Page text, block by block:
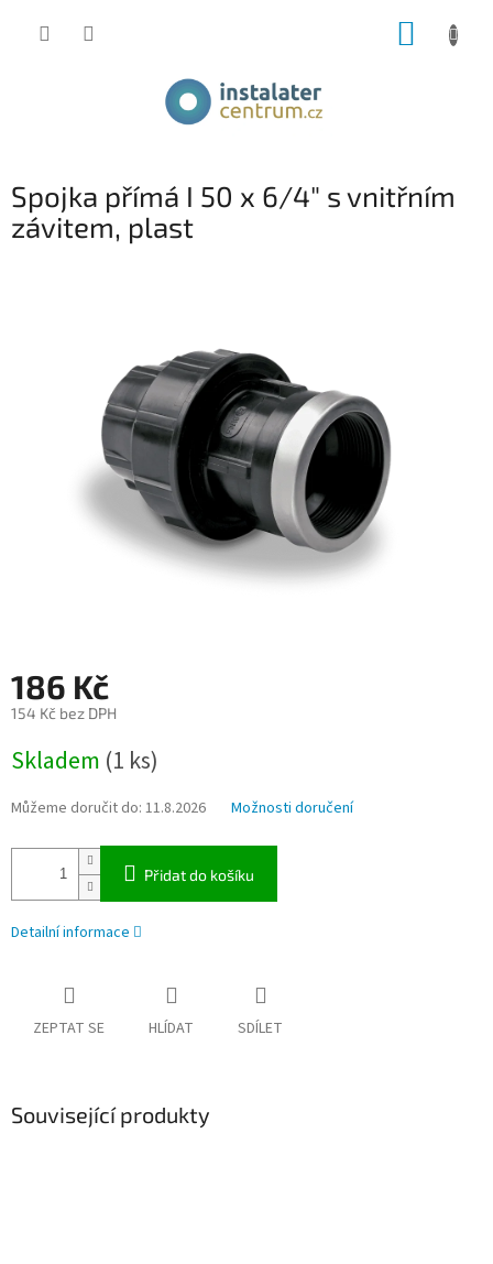
Spojka přímá I 50 x 6/4" s vnitřním
závitem, plast
186 Kč
154 Kč bez DPH
cena:
Skladem (1 ks)
Můžeme doručit do: 11.8.2026 Možnosti doručení
Přidat do košíku
Detailní informace
ZEPTAT SE HLÍDAT SDÍLET
Související produkty